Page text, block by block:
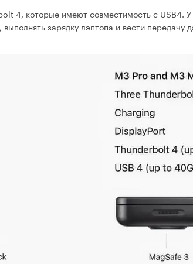
4, которые имеют совместимость с USB4.
зарядку лэптопа и вести передачу